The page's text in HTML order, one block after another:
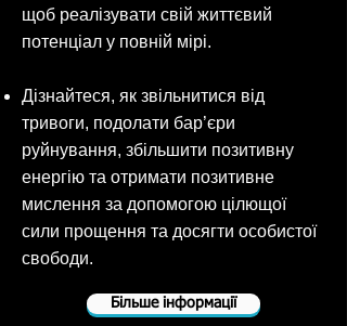
щоб реалізувати свій життєвий
потенціал у повній мірі.
Дізнайтеся, як звільнитися від
тривоги, подолати бар’єри
руйнування, збільшити позитивну
енергію та отримати позитивне
мислення за допомогою цілющої
сили прощення та досягти особистої
свободи.
Більше інформації